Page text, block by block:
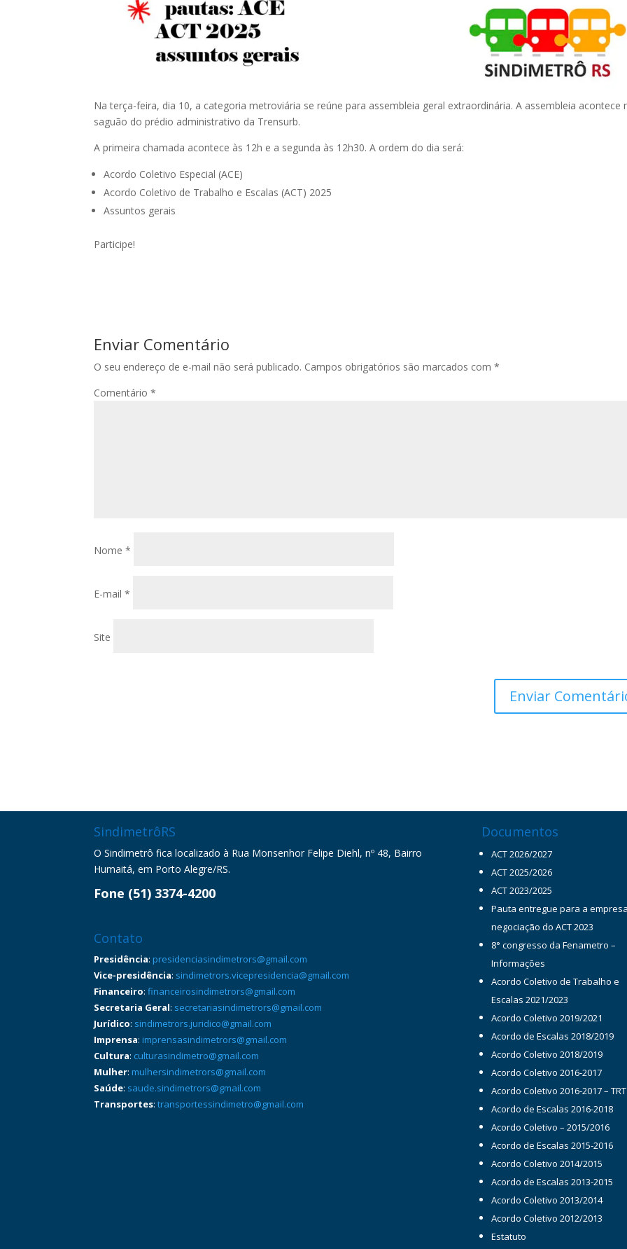
Na terça-feira, dia 10, a categoria metroviária se reúne para assembleia geral extraordinária. A assembleia acontece
saguão do prédio administrativo da Trensurb.
A primeira chamada acontece às 12h e a segunda às 12h30. A ordem do dia será:
Acordo Coletivo Especial (ACE)
Acordo Coletivo de Trabalho e Escalas (ACT) 2025
Assuntos gerais
Participe!
Enviar Comentário
O seu endereço de e-mail não será publicado. Campos obrigatórios são marcados com*
Comentário*
Nome*
E-mail*
Site
SindimetrôRS
O Sindimetrô fica localizado à Rua Monsenhor Felipe Diehl, nº 48, Bairro
Humaitá, em Porto Alegre/RS.
Fone (51) 3374-4200
Contato
Presidência: presidenciasindimetrors@gmail.com
Vice-presidência: sindimetrors.vicepresidencia@gmail.com
Financeiro:financeirosindimetrors@gmail.com
Secretaria Geral: secretariasindimetrors@gmail.com
Jurídico: sindimetrors.juridico@gmail.com
Imprensa: imprensasindimetrors@gmail.com
Cultura: culturasindimetro@gmail.com
Mulher: mulhersindimetrors@gmail.com
Saúde: saude.sindimetrors@gmail.com
Transportes:transportessindimetro@gmail.com
Documentos
ACT 2026/2027
ACT 2025/2026
ACT 2023/2025
Pauta entregue para a
negociação do ACT 2023
8° congresso da Fenametro –
Informações
Acordo Coletivo de Trabalho e
Escalas 2021/2023
Acordo Coletivo 2019/2021
Acordo de Escalas 2018/2019
Acordo Coletivo 2018/2019
Acordo Coletivo 2016-2017
Acordo Coletivo 2016-2017 – TRT
Acordo de Escalas 2016-2018
Acordo Coletivo – 2015/2016
Acordo de Escalas 2015-2016
Acordo Coletivo 2014/2015
Acordo de Escalas 2013-2015
Acordo Coletivo 2013/2014
Acordo Coletivo 2012/2013
Estatuto